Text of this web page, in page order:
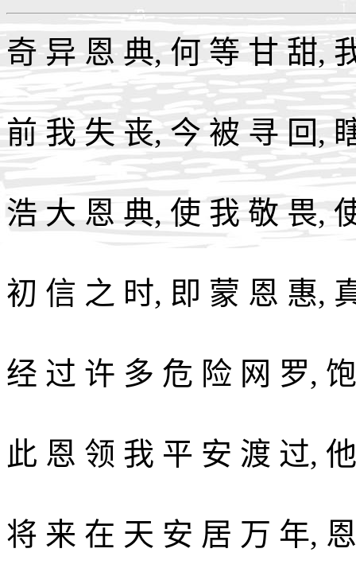
奇 异 恩 典, 何 等 甘 甜,
前 我 失 丧, 今 被 寻 回,
浩 大 恩 典, 使 我 敬 畏,
初 信 之 时, 即 蒙 恩 惠,
经 过 许 多 危 险 网 罗,
此 恩 领 我 平 安 渡 过,
将 来 在 天 安 居 万 年,